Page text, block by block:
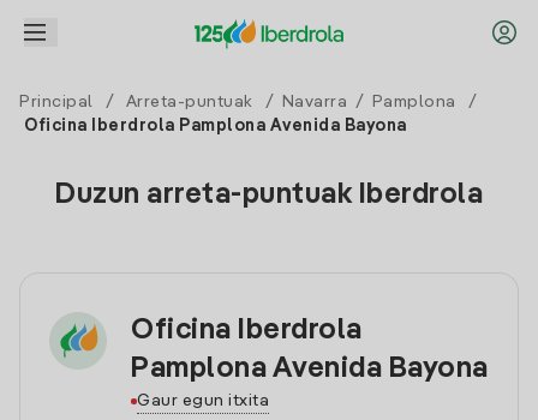
Principal / Arreta-puntuak / Navarra / Pamplona
/
Oficina Iberdrola Pamplona Avenida Bayona
Duzun arreta-puntuak Iberdrola
Oficina Iberdrola
Pamplona Avenida Bayona
Gaur egun itxita